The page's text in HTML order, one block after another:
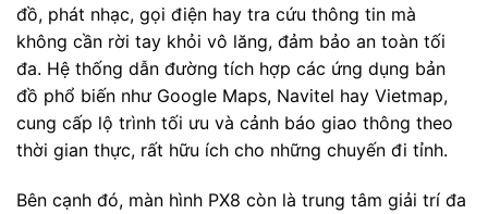
đồ, phát nhạc, gọi điện hay tra cứu thông tin mà
không cần rời tay khỏi vô lăng, đảm bảo an toàn tối
đa. Hệ thống dẫn đường tích hợp các ứng dụng bản
đồ phổ biến như Google Maps, Navitel hay Vietmap,
cung cấp lộ trình tối ưu và cảnh báo giao thông theo
thời gian thực, rất hữu ích cho những chuyến đi tỉnh.
Bên cạnh đó, màn hình PX8 còn là trung tâm giải trí đa